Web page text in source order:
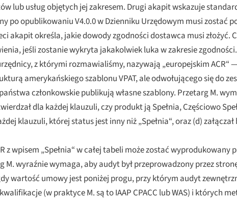
lub usług objętych jej zakresem. Drugi akapit wskazuje
po opublikowaniu V4.0.0 w Dzienniku Urzędowym musi zostać
akapit określa, jakie dowody zgodności dostawca musi złożyć.
jeśli zostanie wykryta jakakolwiek luka w zakresie zgodności.
z którymi rozmawialiśmy, nazywają „europejskim
amerykańskiego szablonu VPAT, ale odwołującego się do
członkowskie publikują własne szablony. Przetarg M.
dla każdej klauzuli, czy produkt ją Spełnia, Częściowo
klauzuli, której status jest inny niż „Spełnia“, oraz (d)
wpisem „Spełnia“ w całej tabeli może zostać wyprodukowany
wyraźnie wymaga, aby audyt był przeprowadzony przez
wartość umowy jest poniżej progu, przy którym audyt
(w praktyce M. są to IAAP CPACC lub WAS) i których